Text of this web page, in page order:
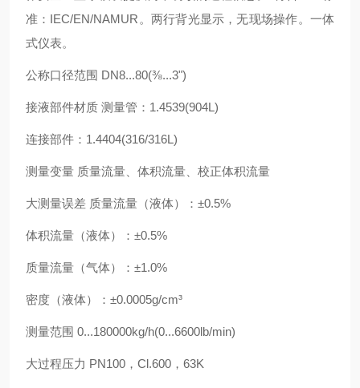
准：IEC/EN/NAMUR。两行背光显示，无现场操作。一体
式仪表。
公称口径范围 DN8...80(⅜...3")
接液部件材质 测量管：1.4539(904L)
连接部件：1.4404(316/316L)
测量变量 质量流量、体积流量、校正体积流量
大测量误差 质量流量（液体）：±0.5%
体积流量（液体）：±0.5%
质量流量（气体）：±1.0%
密度（液体）：±0.0005g/cm³
测量范围 0...180000kg/h(0...6600lb/min)
大过程压力 PN100，Cl.600，63K